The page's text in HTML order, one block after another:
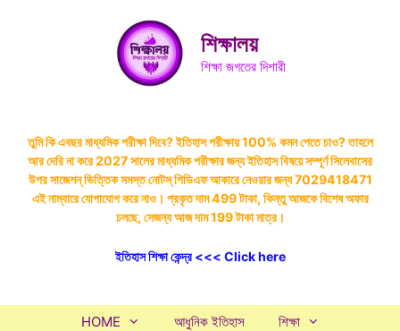
শিক্ষালয়
শিক্ষা জগতের দিশারী
তুমি কি এবছর মাধ্যমিক পরীক্ষা দিবে? ইতিহাস পরীক্ষায় 100% কমন পেতে চাও? তাহলে
আর দেরি না করে 2027 সালের মাধ্যমিক পরীক্ষার জন্য ইতিহাস বিষয়ে সম্পূর্ণ সিলেবাসের
উপর সাজেশন্ ভিত্তিক সমস্ত নোটস্ পিডিএফ আকারে নেওয়ার জন্য 7029418471
এই নাম্বারে যোগাযোগ করে নাও। প্রকৃত দাম 499 টাকা, কিন্তু আজকে বিশেষ অফার
চলছে, সেজন্য আজ দাম 199 টাকা মাত্র।
ইতিহাস শিক্ষা কেন্দ্র <<< Click here
HOME আধুনিক ইতিহাস শিক্ষা